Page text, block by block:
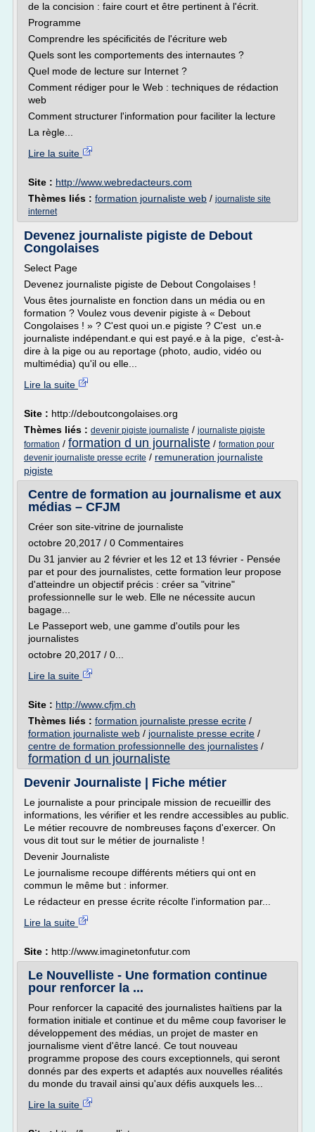
de la concision : faire court et être pertinent à l'écrit.
Programme
Comprendre les spécificités de l'écriture web
Quels sont les comportements des internautes ?
Quel mode de lecture sur Internet ?
Comment rédiger pour le Web : techniques de rédaction
web
Comment structurer l'information pour faciliter la lecture
La règle...
Lire la suite
Site : http://www.webredacteurs.com
Thèmes liés : formation journaliste web / journaliste site
internet
Devenez journaliste pigiste de Debout
Congolaises
Select Page
Devenez journaliste pigiste de Debout Congolaises !
Vous êtes journaliste en fonction dans un média ou en
formation ? Voulez vous devenir pigiste à « Debout
Congolaises ! » ? C'est quoi un.e pigiste ? C'est un.e
journaliste indépendant.e qui est payé.e à la pige, c'est-à-
dire à la pige ou au reportage (photo, audio, vidéo ou
multimédia) qu'il ou elle...
Lire la suite
Site : http://deboutcongolaises.org
Thèmes liés : devenir pigiste journaliste / journaliste pigiste
formation / formation d un journaliste / formation pour
devenir journaliste presse ecrite / remuneration journaliste
pigiste
Centre de formation au journalisme et aux
médias – CFJM
Créer son site-vitrine de journaliste
octobre 20,2017 / 0 Commentaires
Du 31 janvier au 2 février et les 12 et 13 février - Pensée
par et pour des journalistes, cette formation leur propose
d'atteindre un objectif précis : créer sa "vitrine"
professionnelle sur le web. Elle ne nécessite aucun
bagage...
Le Passeport web, une gamme d'outils pour les
journalistes
octobre 20,2017 / 0...
Lire la suite
Site : http://www.cfjm.ch
Thèmes liés : formation journaliste presse ecrite /
formation journaliste web / journaliste presse ecrite /
centre de formation professionnelle des journalistes /
formation d un journaliste
Devenir Journaliste | Fiche métier
Le journaliste a pour principale mission de recueillir des
informations, les vérifier et les rendre accessibles au public.
Le métier recouvre de nombreuses façons d'exercer. On
vous dit tout sur le métier de journaliste !
Devenir Journaliste
Le journalisme recoupe différents métiers qui ont en
commun le même but : informer.
Le rédacteur en presse écrite récolte l'information par...
Lire la suite
Site : http://www.imaginetonfutur.com
Le Nouvelliste - Une formation continue
pour renforcer la ...
Pour renforcer la capacité des journalistes haïtiens par la
formation initiale et continue et du même coup favoriser le
développement des médias, un projet de master en
journalisme vient d'être lancé. Ce tout nouveau
programme propose des cours exceptionnels, qui seront
donnés par des experts et adaptés aux nouvelles réalités
du monde du travail ainsi qu'aux défis auxquels les...
Lire la suite